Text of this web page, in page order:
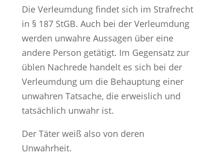
Die Verleumdung findet sich im Strafrecht
in § 187 StGB. Auch bei der Verleumdung
werden unwahre Aussagen über eine
andere Person getätigt. Im Gegensatz zur
üblen Nachrede handelt es sich bei der
Verleumdung um die Behauptung einer
unwahren Tatsache, die erweislich und
tatsächlich unwahr ist.
Der Täter weiß also von deren
Unwahrheit.